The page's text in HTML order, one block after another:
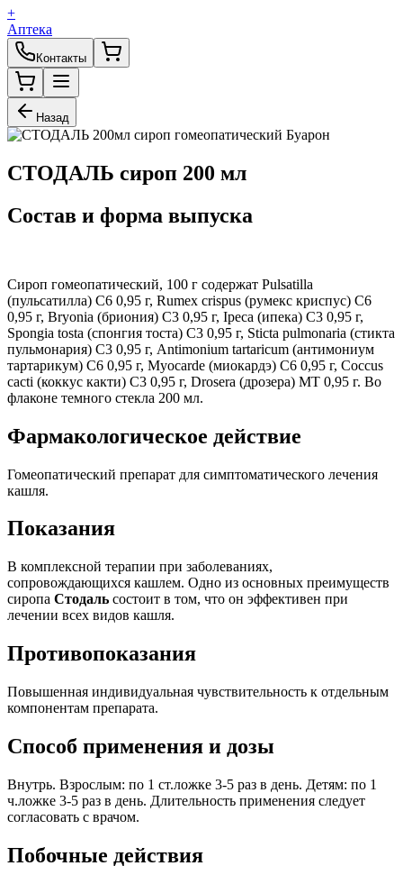
+
Аптека
Контакты
Назад
СТОДАЛЬ сироп 200 мл
Состав и форма выпуска
Сироп гомеопатический, 100 г содержат Pulsatilla
(пульсатилла) C6 0,95 г, Rumex crispus (румекс криспус) C6
0,95 г, Bryonia (бриония) C3 0,95 г, Ipeca (ипека) C3 0,95 г,
Spongia tosta (спонгия тоста) C3 0,95 г, Sticta pulmonaria (стикта
пульмонария) C3 0,95 г, Antimonium tartaricum (антимониум
тартарикум) C6 0,95 г, Myocarde (миокардэ) C6 0,95 г, Coccus
cacti (коккус какти) C3 0,95 г, Drosera (дрозера) MT 0,95 г. Во
флаконе темного стекла 200 мл.
Фармакологическое действие
Гомеопатический препарат для симптоматического лечения
кашля.
Показания
В комплексной терапии при заболеваниях,
сопровождающихся кашлем. Одно из основных преимуществ
сиропа Стодаль состоит в том, что он эффективен при
лечении всех видов кашля.
Противопоказания
Повышенная индивидуальная чувствительность к отдельным
компонентам препарата.
Способ применения и дозы
Внутрь. Взрослым: по 1 ст.ложке 3-5 раз в день. Детям: по 1
ч.ложке 3-5 раз в день. Длительность применения следует
согласовать с врачом.
Побочные действия